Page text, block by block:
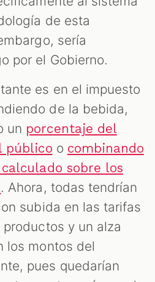
de esta
sería
por el Gobierno.
es en el impuesto
de la bebida,
un porcentaje del
público o combinando
sobre los
. Ahora, todas tendrían
subida en las tarifas
y un alza
los montos del
pues quedarían